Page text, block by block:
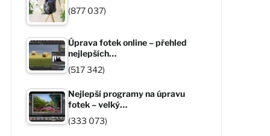
(877 037)
Úprava fotek online – přehled
nejlepších…
(517 342)
Nejlepší programy na úpravu
fotek – velký…
(333 073)